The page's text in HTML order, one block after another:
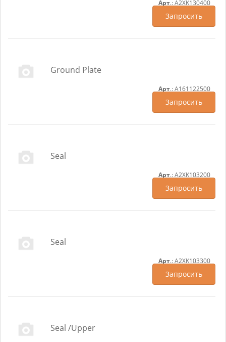
Арт.: A2XK130400
Запросить
Ground Plate
Арт.: A161122500
Запросить
Seal
Арт.: A2XK103200
Запросить
Seal
Арт.: A2XK103300
Запросить
Seal /Upper